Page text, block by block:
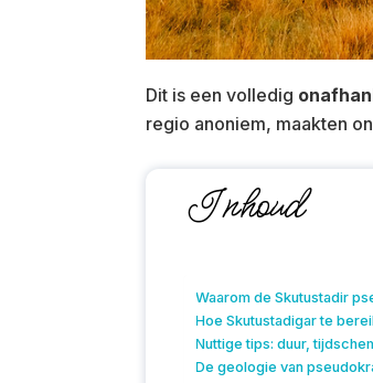
Dit is een volledig
regio anoniem, maakten
Inhoud
Waarom de Skutustadir
Hoe Skutustadigar te
Nuttige tips: duur,
De geologie van